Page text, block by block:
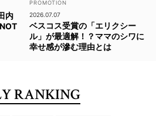
内
2026.07.07
ベスコス受賞の「エリクシー
ル」が最適解！？ママのシワに
幸せ感が滲む理由とは
RANKING